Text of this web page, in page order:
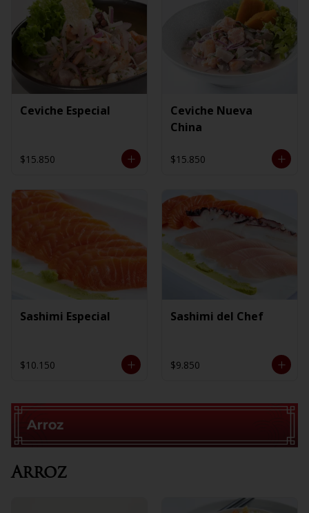
Ceviche Especial
$15.850
Ceviche Nueva
China
$15.850
Sashimi Especial
$10.150
Sashimi del Chef
$9.850
Arroz